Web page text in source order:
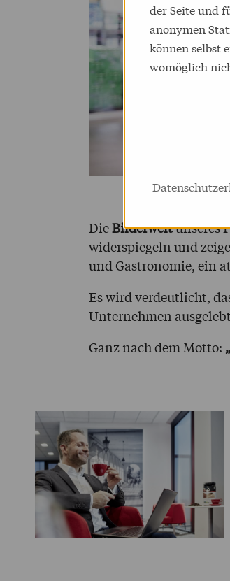
DieBilderweltunseres
widerspiegeln und
und Gastronomie, ein
Es wird verdeutlicht,
Unternehmen
Ganz nach dem Motto:
der Seite und
anonymen
können selbst
womöglich